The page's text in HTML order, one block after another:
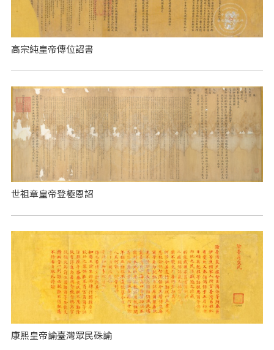
高宗純皇帝傳位詔書
世祖章皇帝登極恩詔
康熙皇帝諭臺灣眾民硃諭